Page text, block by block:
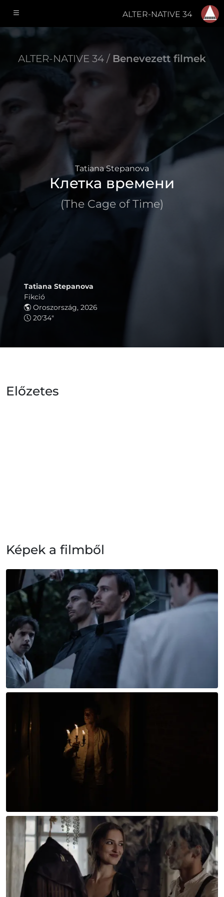
ALTER-NATIVE 34
ALTER-NATIVE 34 / Benevezett filmek
Tatiana Stepanova
Клетка времени
(The Cage of Time)
Tatiana Stepanova
Fikció
Oroszország, 2026
20'34"
Előzetes
Képek a filmből